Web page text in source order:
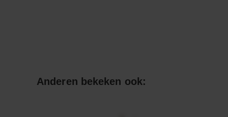
Anderen bekeken ook: